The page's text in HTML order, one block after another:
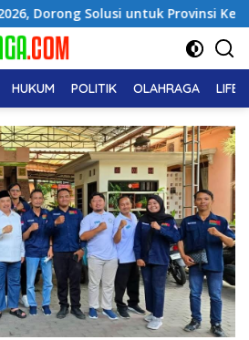
untuk Provinsi Kepulauan
HUKUM POLITIK OLAHRAGA